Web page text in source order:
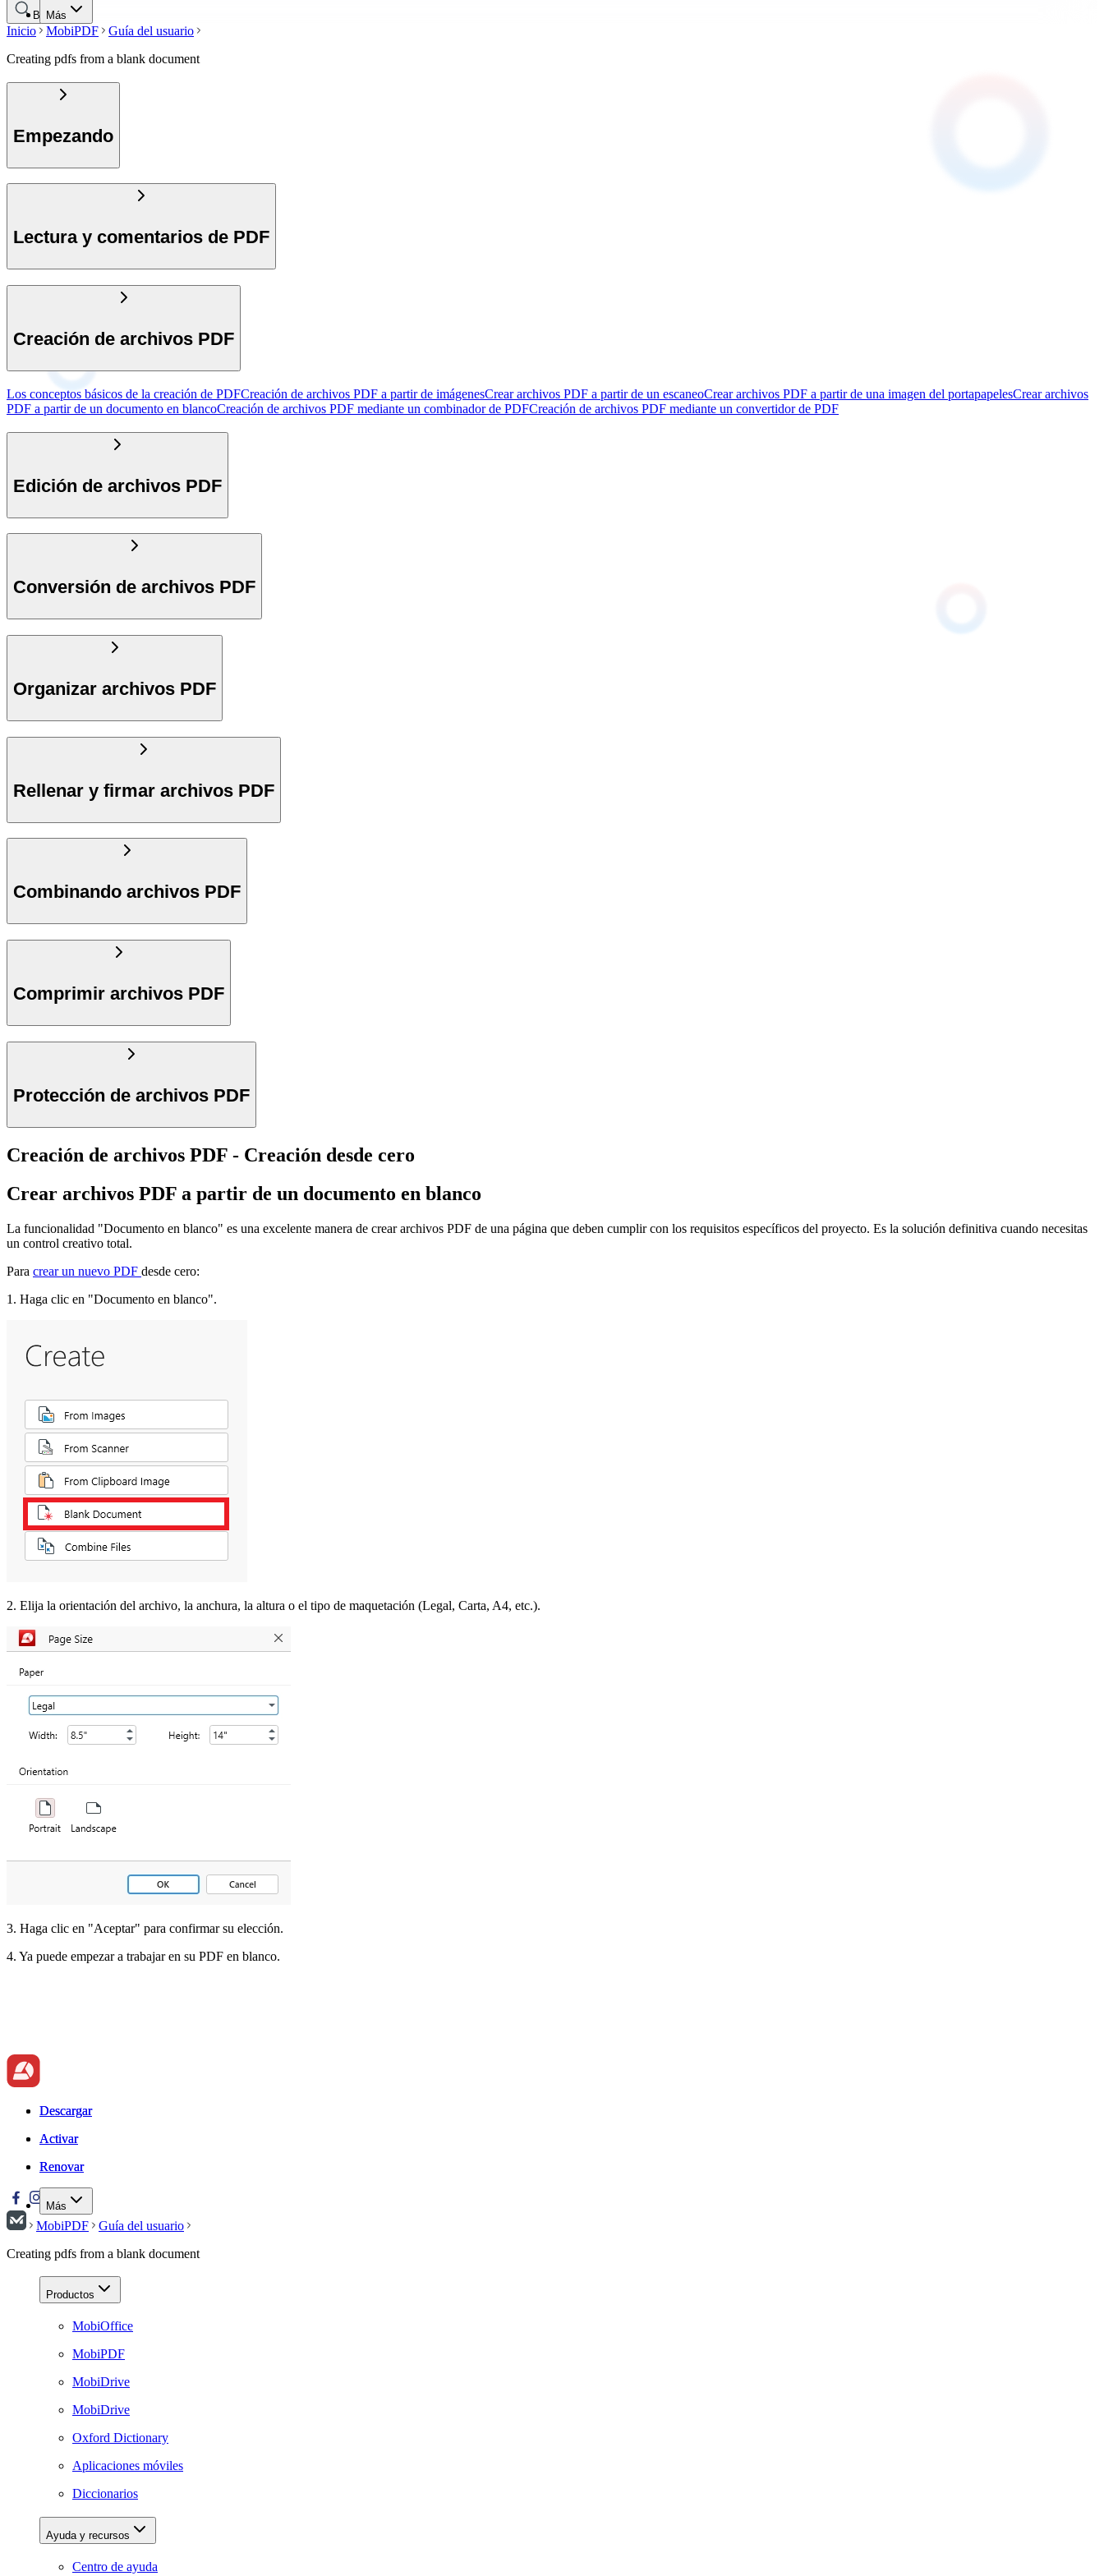
Más
Buscar
Inicio MobiPDF
Guía del usuario
Creating pdfs from a blank document
Empezando
Lectura y comentarios de PDF
Creación de archivos PDF
Los conceptos básicos de la creación de PDFCreación de archivos PDF a partir de imágenesCrear archivos PDF a partir de un escaneoCrear archivos PDF a partir de una imagen del portapapelesCrear archivos
PDF a partir de un documento en blancoCreación de archivos PDF mediante un combinador de PDFCreación de archivos PDF mediante un convertidor de PDF
Edición de archivos PDF
Conversión de archivos PDF
Organizar archivos PDF
Rellenar y firmar archivos PDF
Combinando archivos PDF
Comprimir archivos PDF
Protección de archivos PDF
Creación de archivos PDF - Creación desde cero
Crear archivos PDF a partir de un documento en blanco
La funcionalidad "Documento en blanco" es una excelente manera de crear archivos PDF de una página que deben cumplir con los requisitos específicos del proyecto. Es la solución definitiva cuando necesitas
un control creativo total.
Para crear un nuevo PDF desde cero:
1. Haga clic en "Documento en blanco".
2. Elija la orientación del archivo, la anchura, la altura o el tipo de maquetación (Legal, Carta, A4, etc.).
3. Haga clic en "Aceptar" para confirmar su elección.
4. Ya puede empezar a trabajar en su PDF en blanco.
Descargar
Activar
Renovar
Más
Descargar
Activar
Renovar
MobiPDF
Guía del usuario
Creating pdfs from a blank document
Productos
MobiOffice
MobiPDF
MobiDrive
MobiDrive
Oxford Dictionary
Aplicaciones móviles
Diccionarios
Ayuda y recursos
Centro de ayuda